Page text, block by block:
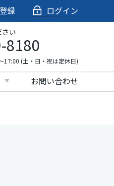
録 ログイン
い
8180
17:00 (土・日・祝は定休日)
お問い合わせ